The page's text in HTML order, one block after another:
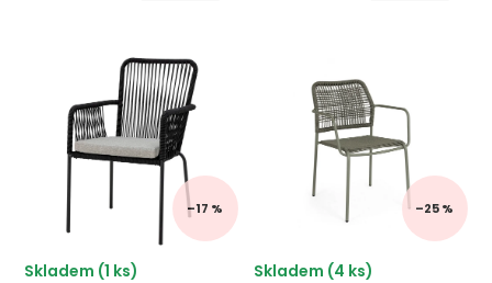
stylového nábytku
BIZZOTTO tvořena kostrou z
hliníku a syntetického
vlákna. ✅ krásný nábytek
✅ kvalitní materiály ✅ n...
v provedení bíle
lakovaného hliníku a
textilního sedáku. ✅ krásný
nábytek ✅ kvalitní mat...
–17 %
Skladem (1 ks)
–25 %
Skladem (4 ks)